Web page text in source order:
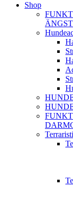
Shop